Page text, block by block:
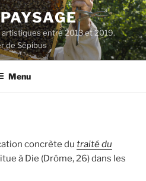
entre 2013 et 2019.
de Sépibus
Menu
concrète du traité du
à Die (Drôme, 26) dans les